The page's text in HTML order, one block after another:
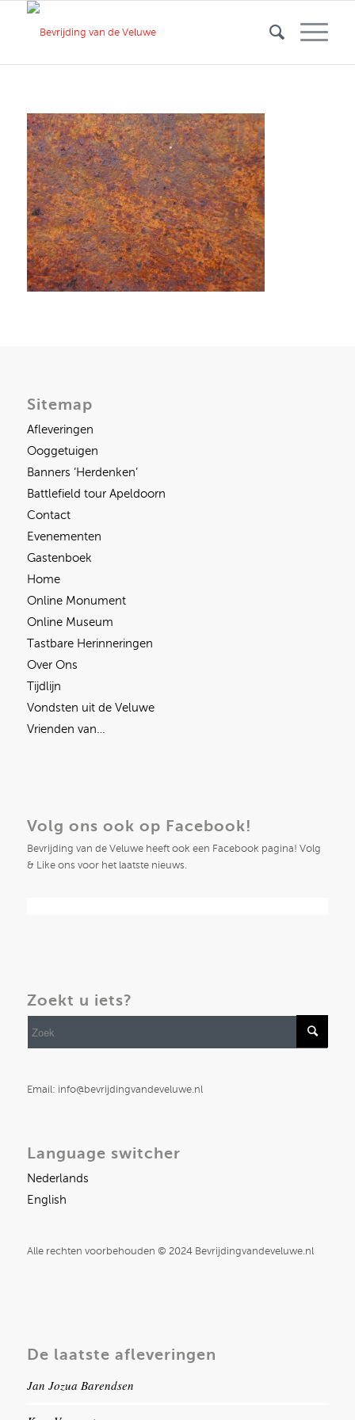
Sitemap
Afleveringen
Ooggetuigen
Banners ‘Herdenken’
Battlefield tour Apeldoorn
Contact
Evenementen
Gastenboek
Home
Online Monument
Online Museum
Tastbare Herinneringen
Over Ons
Tijdlijn
Vondsten uit de Veluwe
Vrienden van…
Volg ons ook op Facebook!
Bevrijding van de Veluwe heeft ook een Facebook pagina! Volg
& Like ons voor het laatste nieuws.
Zoekt u iets?
Email: info@bevrijdingvandeveluwe.nl
Language switcher
Nederlands
English
Alle rechten voorbehouden © 2024 Bevrijdingvandeveluwe.nl
De laatste afleveringen
Jan Jozua Barendsen